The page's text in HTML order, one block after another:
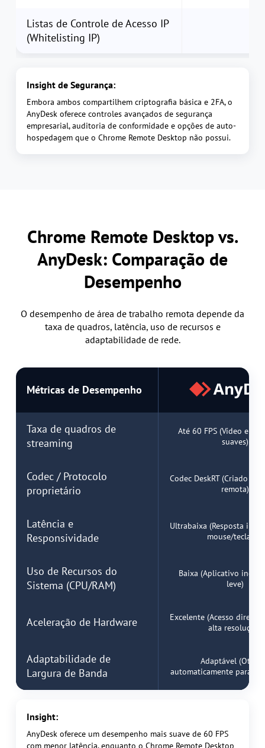
Listas de Controle de Acesso IP
(Whitelisting IP)
Insight de Segurança:
Embora ambos compartilhem criptografia básica e 2FA, o
AnyDesk oferece controles avançados de segurança
empresarial, auditoria de conformidade e opções de auto-
hospedagem que o Chrome Remote Desktop não possui.
Chrome Remote Desktop vs.
AnyDesk: Comparação de
Desempenho
O desempenho de área de trabalho remota depende da
taxa de quadros, latência, uso de recursos e
adaptabilidade de rede.
Métricas de Desempenho
Taxa de quadros de
streaming
Até 60 FPS (Vídeo e
suaves)
Codec / Protocolo
proprietário
Codec DeskRT (Criado
remota)
Latência e
Responsividade
Ultrabaixa (Resposta
mouse/teclado)
Uso de Recursos do
Sistema (CPU/RAM)
Baixa (Aplicativo
leve)
Aceleração de Hardware
Excelente (Acesso direto
alta resolução)
Adaptabilidade de
Largura de Banda
Adaptável
automaticamente para
Insight:
AnyDesk oferece um desempenho mais suave de 60 FPS
com menor latência, enquanto o Chrome Remote Desktop